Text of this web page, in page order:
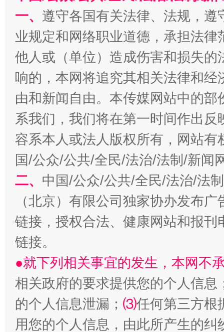
习近平的博鳌关键词
魏明亮
一、 遵守各国有关法律、法规，
业规定和网络职业道德，承担法
他人或（单位）造成伤害和损失
响的，本网将追究其相关法律和
由和新闻自由。本传媒网站中的
系我们，我们将在第一时间作出
容系本人或法人版权所有，网站
国/公众/公共/全民/法治/法制/新闻
二、 中国/公众/公共/全民/法治/法
（北京）有限公司独家协办发布
链接，授权合法、健康网站和报
链接。
●就下列相关事宜的发生，本网不
相关政府的要求提供您的个人信息
的个人信息泄漏； ⑶任何第三方根
用您的个人信息，由此所产生的纠